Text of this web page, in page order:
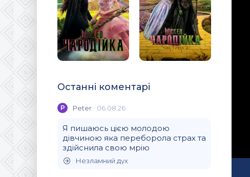
Останні коментарі
P Peter 06.08.26
Я пишаюсь цією молодою
дівчиною яка переборола страх та
здійснила свою мрію
Незламний дух